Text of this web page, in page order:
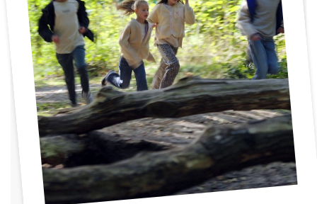
Tweedekans
horloges
Ontdek alle
horloges
Kies je eigen
kleur, naam en
icoon en maak
je horloge
helemaal van
jou.
Handleiding
Recensies
Werken bij
Stichting
Jarige Job